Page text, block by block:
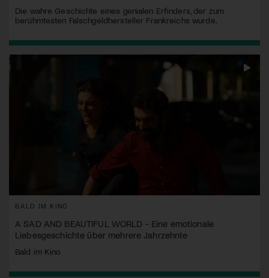
Die wahre Geschichte eines genialen Erfinders, der zum
berühmtesten Falschgeldhersteller Frankreichs wurde.
BALD IM KINO
A SAD AND BEAUTIFUL WORLD - Eine emotionale
Liebesgeschichte über mehrere Jahrzehnte
Bald im Kino